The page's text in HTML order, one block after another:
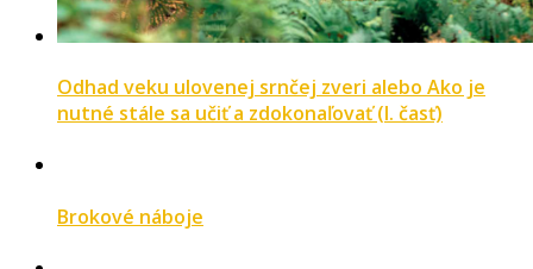
Odhad veku ulovenej srnčej zveri alebo Ako je
nutné stále sa učiť a zdokonaľovať (I. časť)
Brokové náboje